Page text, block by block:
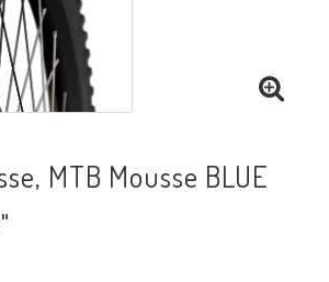
MTB Mousse BLUE